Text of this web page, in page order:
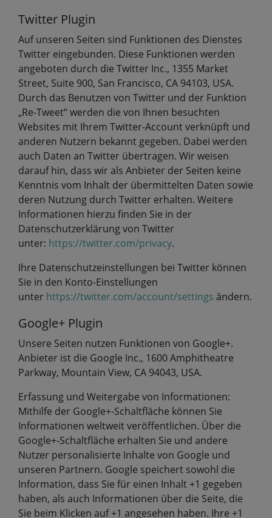
Twitter Plugin
Auf unseren Seiten sind Funktionen des Dienstes
Twitter eingebunden. Diese Funktionen werden
angeboten durch die Twitter Inc., 1355 Market
Street, Suite 900, San Francisco, CA 94103, USA.
Durch das Benutzen von Twitter und der Funktion
„Re-Tweet“ werden die von Ihnen besuchten
Websites mit Ihrem Twitter-Account verknüpft und
anderen Nutzern bekannt gegeben. Dabei werden
auch Daten an Twitter übertragen. Wir weisen
darauf hin, dass wir als Anbieter der Seiten keine
Kenntnis vom Inhalt der übermittelten Daten sowie
deren Nutzung durch Twitter erhalten. Weitere
Informationen hierzu finden Sie in der
Datenschutzerklärung von Twitter
unter: https://twitter.com/privacy.
Ihre Datenschutzeinstellungen bei Twitter können
Sie in den Konto-Einstellungen
unter https://twitter.com/account/settings ändern.
Google+ Plugin
Unsere Seiten nutzen Funktionen von Google+.
Anbieter ist die Google Inc., 1600 Amphitheatre
Parkway, Mountain View, CA 94043, USA.
Erfassung und Weitergabe von Informationen:
Mithilfe der Google+-Schaltfläche können Sie
Informationen weltweit veröffentlichen. Über die
Google+-Schaltfläche erhalten Sie und andere
Nutzer personalisierte Inhalte von Google und
unseren Partnern. Google speichert sowohl die
Information, dass Sie für einen Inhalt +1 gegeben
haben, als auch Informationen über die Seite, die
Sie beim Klicken auf +1 angesehen haben. Ihre +1